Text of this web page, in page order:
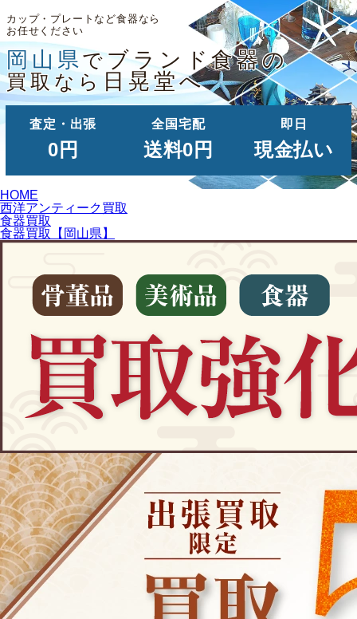
カップ・プレートなど食器なら
お任せください
岡山県 でブランド食器の
買取なら日晃堂へ
査定・出張
0円
全国宅配
送料0円
即日
現金払い
HOME
西洋アンティーク買取
食器買取
食器買取【岡山県】